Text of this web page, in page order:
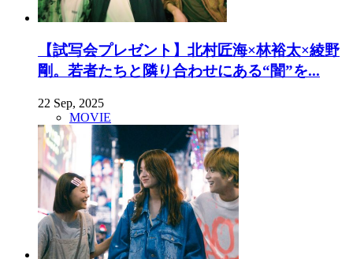
【試写会プレゼント】北村匠海×林裕太×綾野
剛。若者たちと隣り合わせにある“闇”を...
22 Sep, 2025
MOVIE